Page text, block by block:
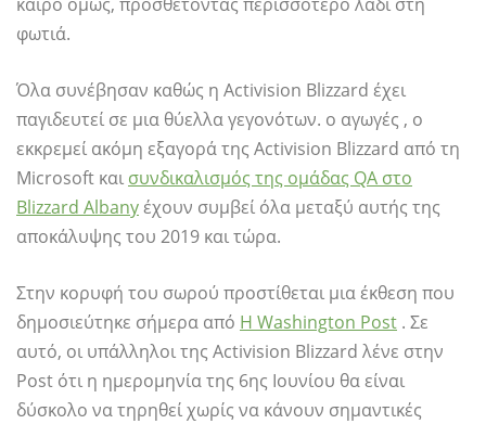
φωτιά.
Όλα συνέβησαν καθώς η Activision Blizzard έχει
παγιδευτεί σε μια θύελλα γεγονότων. ο αγωγές , ο
εκκρεμεί ακόμη εξαγορά της Activision Blizzard από τη
Microsoft και συνδικαλισμός της ομάδας QA στο
Blizzard Albanyέχουν συμβεί όλα μεταξύ αυτής της
αποκάλυψης του 2019 και τώρα.
Στην κορυφή του σωρού προστίθεται μια έκθεση που
δημοσιεύτηκε σήμερα από Η Washington Post . Σε
αυτό, οι υπάλληλοι της Activision Blizzard λένε στην
Post ότι η ημερομηνία της 6ης Ιουνίου θα είναι
δύσκολο να τηρηθεί χωρίς να κάνουν σημαντικές